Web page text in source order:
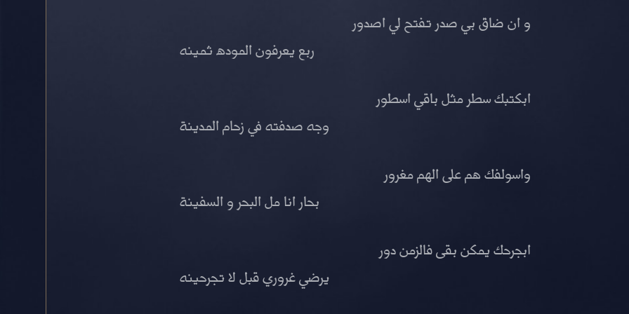
و ان ضاق بي صدر تفتح لي اصدور
ربع يعرفون الموده ثمينه
ابكتبك سطر مثل باقي اسطور
وجه صدفته في زحام المدينة
واسولفك هم على الهم مغرور
بحار انا مل البحر و السفينة
ابجرحك يمكن بقى فالزمن دور
يرضي غروري قبل لا تجرحينه